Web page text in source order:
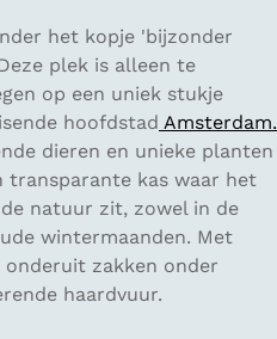
het kopje 'bijzonder
plek is alleen te
op een uniek stukje
hoofdstad Amsterdam.
dieren en unieke planten
transparante kas waar het
natuur zit, zowel in de
wintermaanden. Met
zakken onder
haardvuur.